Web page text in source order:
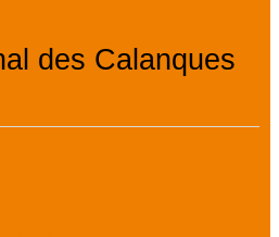
des Calanques